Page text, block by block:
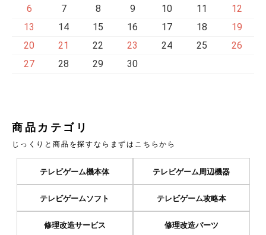
6
7 8 9 10 11
12
13
14 15 16 17 18
19
20
21 22 23 24 25
26
27
28 29 30
商品カテゴリ
じっくりと商品を探すならまずはこちらから
テレビゲーム機本体 テレビゲーム周辺機器
テレビゲームソフト テレビゲーム攻略本
修理改造サービス 修理改造パーツ